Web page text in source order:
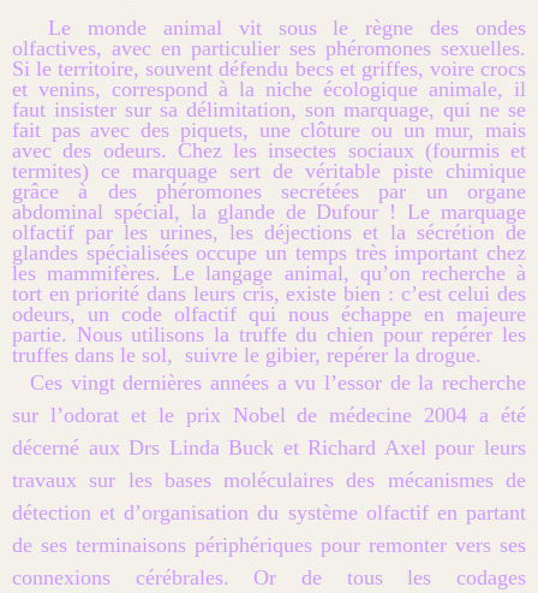
Le monde animal vit sous le règne des ondes
olfactives, avec en particulier ses phéromones sexuelles.
Si le territoire, souvent défendu becs et griffes, voire crocs
et venins, correspond à la niche écologique animale, il
faut insister sur sa délimitation, son marquage, qui ne se
fait pas avec des piquets, une clôture ou un mur, mais
avec des odeurs. Chez les insectes sociaux (fourmis et
termites) ce marquage sert de véritable piste chimique
grâce à des phéromones secrétées par un organe
abdominal spécial, la glande de Dufour ! Le marquage
olfactif par les urines, les déjections et la sécrétion de
glandes spécialisées occupe un temps très important chez
les mammifères. Le langage animal, qu’on recherche à
tort en priorité dans leurs cris, existe bien : c’est celui des
odeurs, un code olfactif qui nous échappe en majeure
partie. Nous utilisons la truffe du chien pour repérer les
truffes dans le sol, suivre le gibier, repérer la drogue.
Ces vingt dernières années a vu l’essor de la recherche
sur l’odorat et le prix Nobel de médecine 2004 a été
décerné aux Drs Linda Buck et Richard Axel pour leurs
travaux sur les bases moléculaires des mécanismes de
détection et d’organisation du système olfactif en partant
de ses terminaisons périphériques pour remonter vers ses
connexions cérébrales. Or de tous les codages